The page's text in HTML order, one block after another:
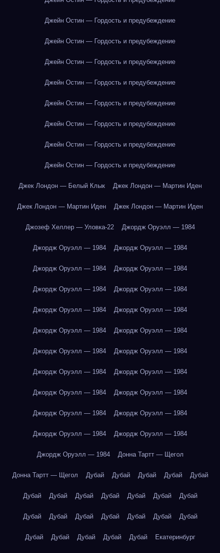
Джейн Остин — Гордость и предубеждение
Джейн Остин — Гордость и предубеждение
Джейн Остин — Гордость и предубеждение
Джейн Остин — Гордость и предубеждение
Джейн Остин — Гордость и предубеждение
Джейн Остин — Гордость и предубеждение
Джейн Остин — Гордость и предубеждение
Джейн Остин — Гордость и предубеждение
Джек Лондон — Белый Клык Джек Лондон — Мартин Иден
Джек Лондон — Мартин Иден Джек Лондон — Мартин Иден
Джозеф Хеллер — Уловка-22 Джордж Оруэлл — 1984
Джордж Оруэлл — 1984 Джордж Оруэлл — 1984
Джордж Оруэлл — 1984 Джордж Оруэлл — 1984
Джордж Оруэлл — 1984 Джордж Оруэлл — 1984
Джордж Оруэлл — 1984 Джордж Оруэлл — 1984
Джордж Оруэлл — 1984 Джордж Оруэлл — 1984
Джордж Оруэлл — 1984 Джордж Оруэлл — 1984
Джордж Оруэлл — 1984 Джордж Оруэлл — 1984
Джордж Оруэлл — 1984 Джордж Оруэлл — 1984
Джордж Оруэлл — 1984 Джордж Оруэлл — 1984
Джордж Оруэлл — 1984 Джордж Оруэлл — 1984
Джордж Оруэлл — 1984 Донна Тартт — Щегол
Донна Тартт — Щегол Дубай Дубай Дубай Дубай Дубай
Дубай Дубай Дубай Дубай Дубай Дубай Дубай
Дубай Дубай Дубай Дубай Дубай Дубай Дубай
Дубай Дубай Дубай Дубай Дубай Екатеринбург